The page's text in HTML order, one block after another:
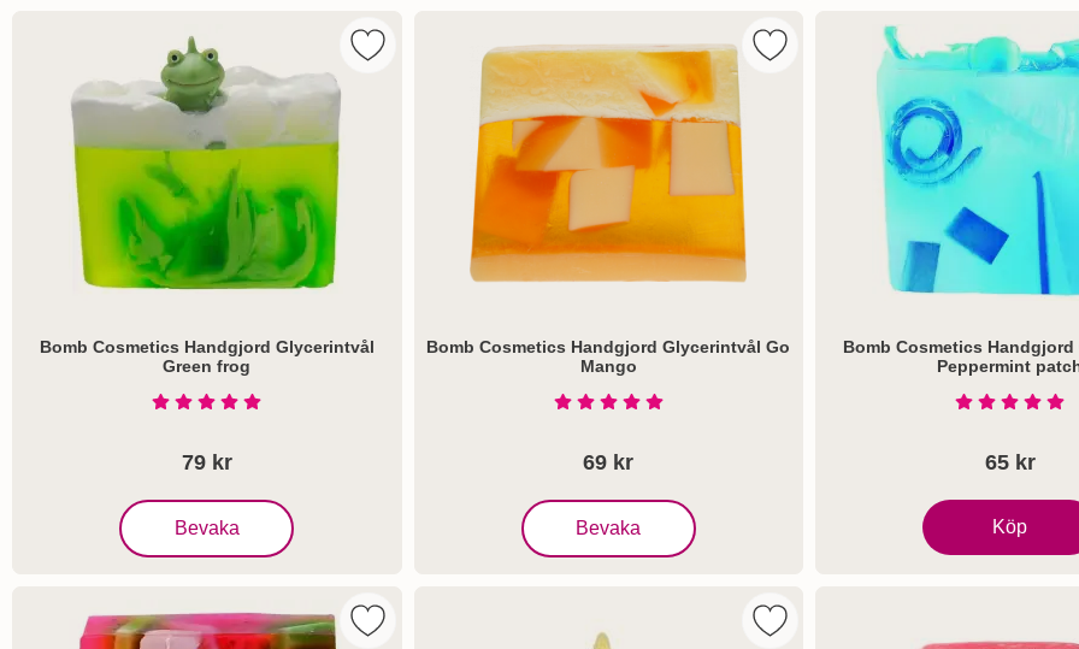
Bomb Cosmetics Handgjord Glycerintvål
Green frog
Betyg: 5 Stjärnor av 5
79 kr
Bevaka
, Bomb Cosmetics Handgjord Glycerintvål Green frog
Markera bomb Cosmetics Handgjord Glycerintvål Green frog som favorit
Bomb Cosmetics Handgjord Glycerintvål Go
Mango
Betyg: 5 Stjärnor av 5
69 kr
Bevaka
, Bomb Cosmetics Handgjord Glycerintvål Go Mango
Markera bomb Cosmetics
Bomb Cosmetics
Peppermint
Betyg: 5
65 kr
Köp
Bomb
Markera bomb Cosmetics Handgjord Glycerintvål Strawberry fields som favorit
Markera bomb Cosmetics